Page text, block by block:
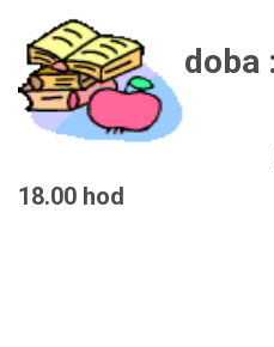
doba :
18.00 hod